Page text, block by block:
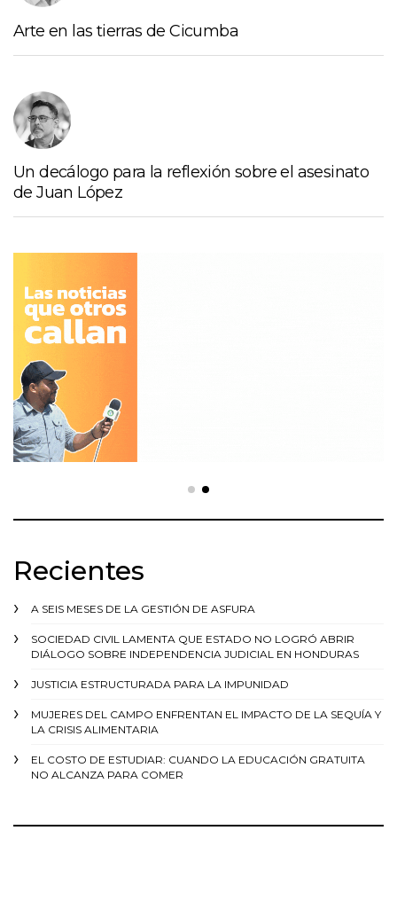
Arte en las tierras de Cicumba
Un decálogo para la reflexión sobre el asesinato
de Juan López
Recientes
A SEIS MESES DE LA GESTIÓN DE ASFURA
SOCIEDAD CIVIL LAMENTA QUE ESTADO NO LOGRÓ ABRIR
DIÁLOGO SOBRE INDEPENDENCIA JUDICIAL EN HONDURAS
JUSTICIA ESTRUCTURADA PARA LA IMPUNIDAD
MUJERES DEL CAMPO ENFRENTAN EL IMPACTO DE LA SEQUÍA Y
LA CRISIS ALIMENTARIA
EL COSTO DE ESTUDIAR: CUANDO LA EDUCACIÓN GRATUITA
NO ALCANZA PARA COMER